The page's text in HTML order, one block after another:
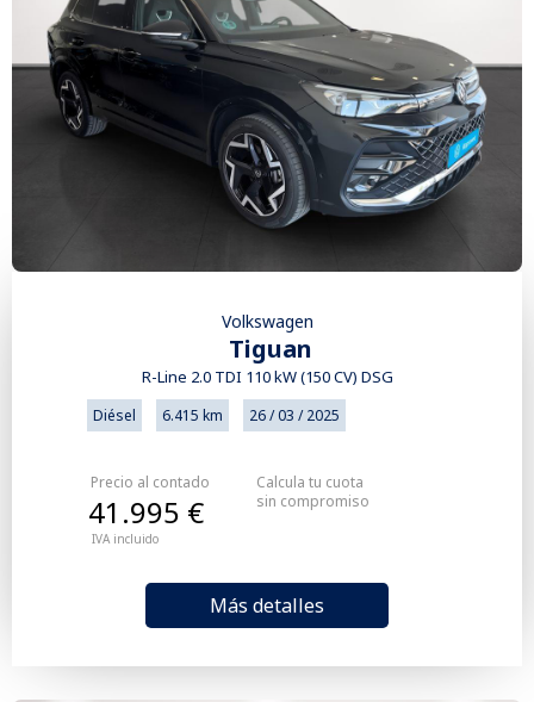
Volkswagen
Tiguan
R-Line 2.0 TDI 110 kW (150 CV) DSG
Diésel 6.415 km 26 / 03 / 2025
Precio al contado
IVA incluido
41.995 €
Más detalles
Calcula tu cuota
sin compromiso